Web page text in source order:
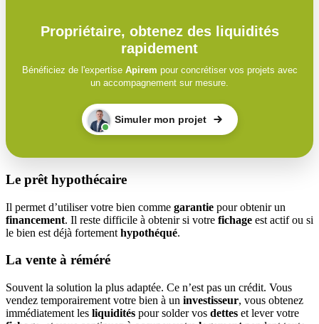
Propriétaire, obtenez des liquidités
rapidement
Bénéficiez de l'expertise Apirem pour concrétiser vos projets avec
un accompagnement sur mesure.
Simuler mon projet
Le prêt hypothécaire
Il permet d’utiliser votre bien comme garantie pour obtenir un
financement. Il reste difficile à obtenir si votre fichage est actif ou si
le bien est déjà fortement hypothéqué.
La vente à réméré
Souvent la solution la plus adaptée. Ce n’est pas un crédit. Vous
vendez temporairement votre bien à un investisseur, vous obtenez
immédiatement les liquidités pour solder vos dettes et lever votre